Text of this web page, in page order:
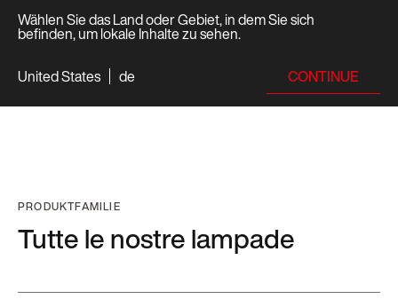
Wählen Sie das Land oder Gebiet, in dem Sie sich
befinden, um lokale Inhalte zu sehen.
United States
de CONTINUE
PRODUKTFAMILIE
Tutte le nostre lampade